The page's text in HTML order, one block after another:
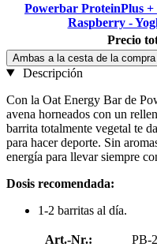
Powerbar ProteinPlus
Raspberry -
Precio
Ambas a la cesta de la compra
Descripción
Con la Oat Energy Bar de
avena horneados con un
barrita totalmente vegetal te
para hacer deporte. Sin
energía para llevar siempre
Dosis recomendada:
1-2 barritas al día.
Art.-Nr.:
PB-